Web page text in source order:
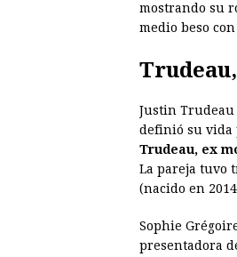
mostrando su
medio beso
Trudeau
Justin
definió su vida
Trudeau, ex
La pareja tuvo
(nacido en
Sophie
presentadora